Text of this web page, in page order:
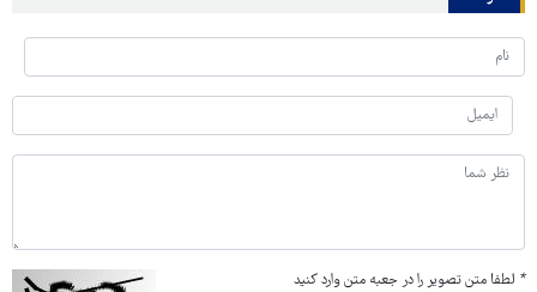
* لطفا متن تصویر را در جعبه متن وارد کنید